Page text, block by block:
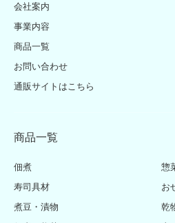
会社案内
事業内容
商品一覧
お問い合わせ
通販サイトはこちら
商品一覧
佃煮
惣
寿司具材
お
煮豆・漬物
乾